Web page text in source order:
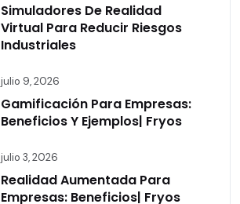
Simuladores De Realidad
Virtual Para Reducir Riesgos
Industriales
julio 9, 2026
Gamificación Para Empresas:
Beneficios Y Ejemplos| Fryos
julio 3, 2026
Realidad Aumentada Para
Empresas: Beneficios| Fryos